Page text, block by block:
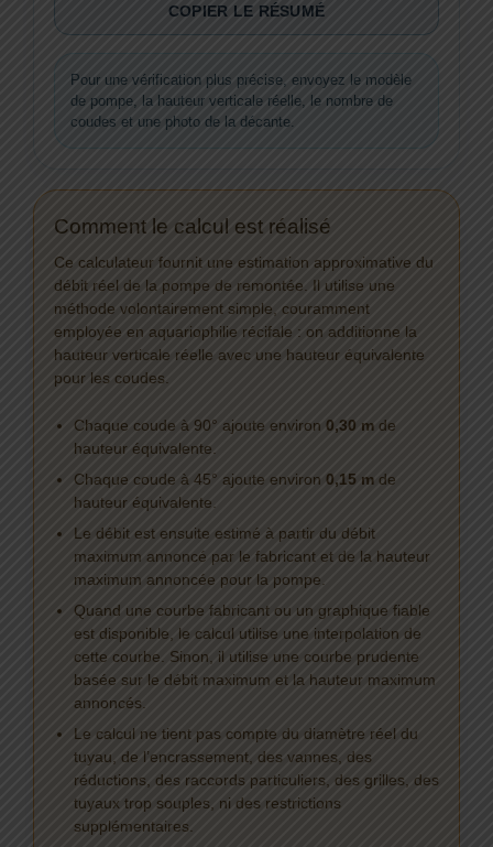
COPIER LE RÉSUMÉ
Pour une vérification plus précise, envoyez le modèle
de pompe, la hauteur verticale réelle, le nombre de
coudes et une photo de la décante.
Comment le calcul est réalisé
Ce calculateur fournit une estimation approximative du
débit réel de la pompe de remontée. Il utilise une
méthode volontairement simple, couramment
employée en aquariophilie récifale : on additionne la
hauteur verticale réelle avec une hauteur équivalente
pour les coudes.
Chaque coude à 90° ajoute environ 0,30 m de
hauteur équivalente.
Chaque coude à 45° ajoute environ 0,15 m de
hauteur équivalente.
Le débit est ensuite estimé à partir du débit
maximum annoncé par le fabricant et de la hauteur
maximum annoncée pour la pompe.
Quand une courbe fabricant ou un graphique fiable
est disponible, le calcul utilise une interpolation de
cette courbe. Sinon, il utilise une courbe prudente
basée sur le débit maximum et la hauteur maximum
annoncés.
Le calcul ne tient pas compte du diamètre réel du
tuyau, de l’encrassement, des vannes, des
réductions, des raccords particuliers, des grilles, des
tuyaux trop souples, ni des restrictions
supplémentaires.